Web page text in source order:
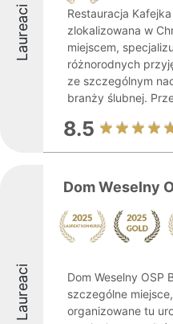
Laureaci
Restauracja
zlokalizowana w
miejscem,
różnorodnych
ze szczególnym
branży ślubnej.
8.5
Laureaci
Dom Weselny
Dom Weselny OSP
szczególne
organizowane tu